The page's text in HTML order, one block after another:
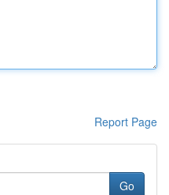
Report Page
Go